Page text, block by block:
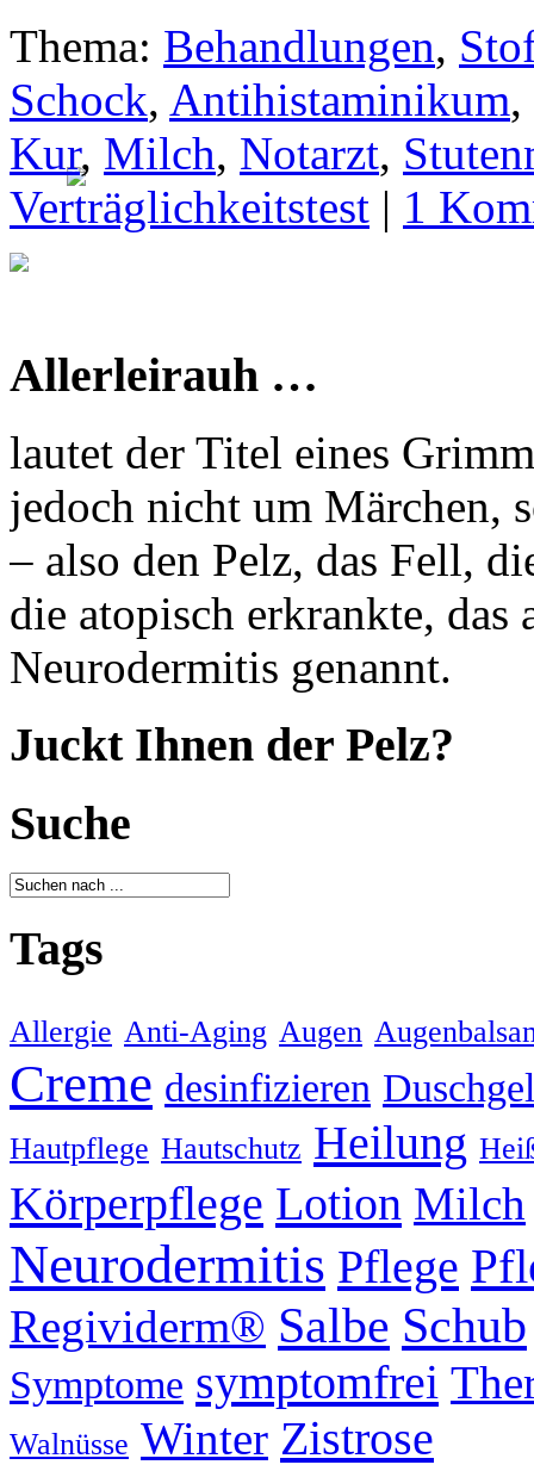
Thema: Behandlungen,
Schock, Antihistaminikum,
Kur, Milch, Notarzt,
Verträglichkeitstest | 1
Allerleirauh …
lautet der Titel eines
jedoch nicht um Märchen,
– also den Pelz, das Fell,
die atopisch erkrankte,
Neurodermitis genannt.
Juckt Ihnen der Pelz?
Suche
Tags
Allergie Anti-Aging Augen
Creme desinfizieren Duschgel
Hautpflege Hautschutz Heilung
Körperpflege Lotion Milch
Neurodermitis Pflege
Regividerm® Salbe Schub
Symptome symptomfrei
Walnüsse Winter Zistrose